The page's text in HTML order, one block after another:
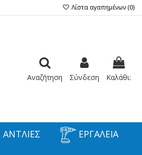
Λίστα αγαπημένων (0)
Αναζήτηση Σύνδεση Καλάθι:
ΑΝΤΛΙΕΣ ΕΡΓΑΛΕΙΑ